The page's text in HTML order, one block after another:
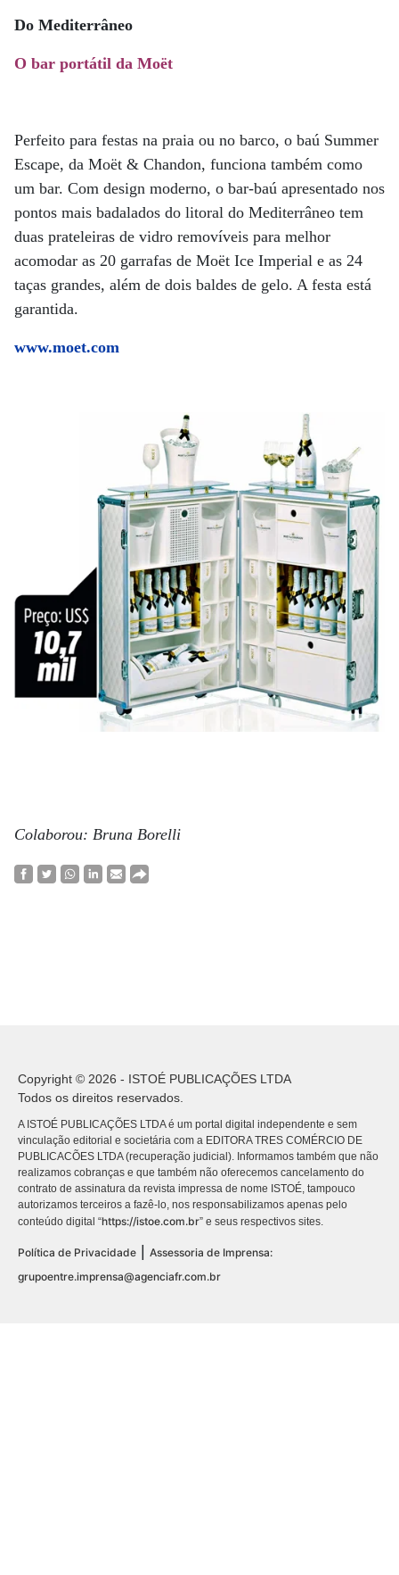
Do Mediterrâneo
O bar portátil da Moët
Perfeito para festas na praia ou no barco, o baú Summer
Escape, da Moët & Chandon, funciona também como
um bar. Com design moderno, o bar-baú apresentado nos
pontos mais badalados do litoral do Mediterrâneo tem
duas prateleiras de vidro removíveis para melhor
acomodar as 20 garrafas de Moët Ice Imperial e as 24
taças grandes, além de dois baldes de gelo. A festa está
garantida.
www.moet.com
Colaborou: Bruna Borelli
Copyright © 2026 - ISTOÉ PUBLICAÇÕES LTDA
Todos os direitos reservados.
A ISTOÉ PUBLICAÇÕES LTDA é um portal digital independente e sem
vinculação editorial e societária com a EDITORA TRES COMÉRCIO DE
PUBLICACÕES LTDA (recuperação judicial). Informamos também que não
realizamos cobranças e que também não oferecemos cancelamento do
contrato de assinatura da revista impressa de nome ISTOÉ, tampouco
autorizamos terceiros a fazê-lo, nos responsabilizamos apenas pelo
conteúdo digital “https://istoe.com.br” e seus respectivos sites.
Política de Privacidade
Assessoria de Imprensa:
grupoentre.imprensa@agenciafr.com.br